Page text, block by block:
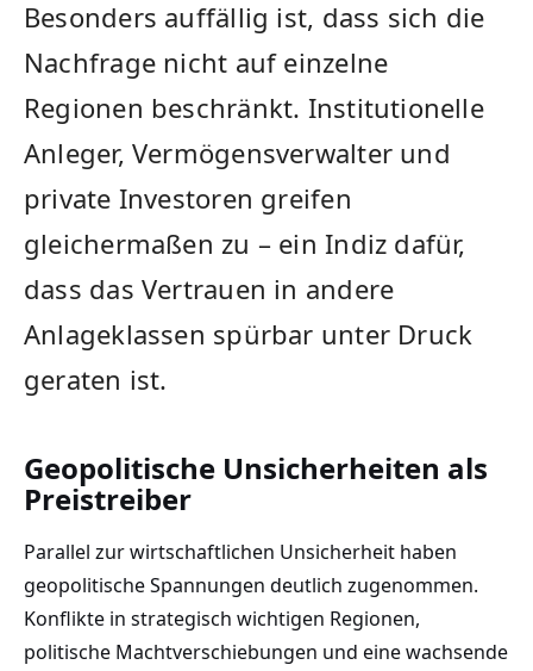
Besonders auffällig ist, dass sich die
Nachfrage nicht auf einzelne
Regionen beschränkt. Institutionelle
Anleger, Vermögensverwalter und
private Investoren greifen
gleichermaßen zu – ein Indiz dafür,
dass das Vertrauen in andere
Anlageklassen spürbar unter Druck
geraten ist.
Geopolitische Unsicherheiten als
Preistreiber
Parallel zur wirtschaftlichen Unsicherheit haben
geopolitische Spannungen deutlich zugenommen.
Konflikte in strategisch wichtigen Regionen,
politische Machtverschiebungen und eine wachsende